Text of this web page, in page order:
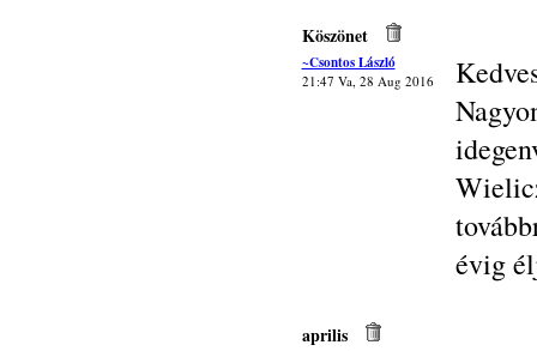
Köszönet
~Csontos László
21:47 Va, 28 Aug 2016
évig
aprilis